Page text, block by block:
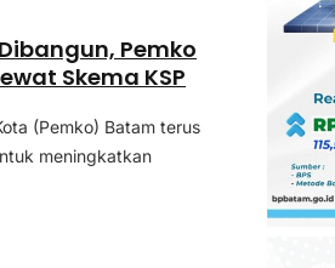
Pemko
Skema KSP
(Pemko) Batam terus
meningkatkan